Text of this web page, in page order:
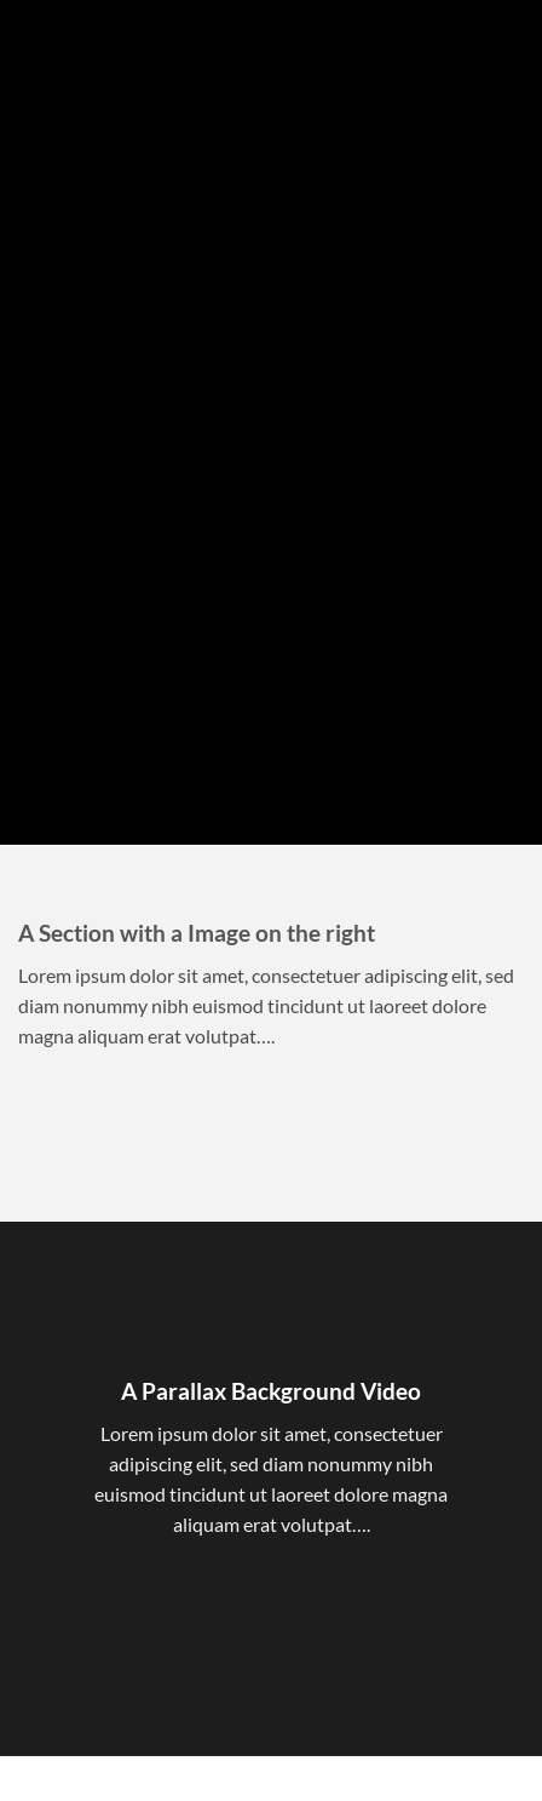
A Section with a Image on the right
Lorem ipsum dolor sit amet, consectetuer adipiscing elit, sed
diam nonummy nibh euismod tincidunt ut laoreet dolore
magna aliquam erat volutpat….
A Parallax Background Video
Lorem ipsum dolor sit amet, consectetuer
adipiscing elit, sed diam nonummy nibh
euismod tincidunt ut laoreet dolore magna
aliquam erat volutpat….